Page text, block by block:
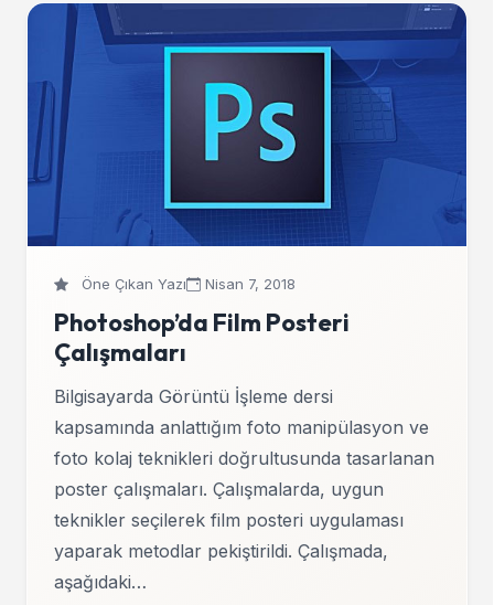
Öne Çıkan Yazı Nisan 7, 2018
Photoshop’da Film Posteri
Çalışmaları
Bilgisayarda Görüntü İşleme dersi
kapsamında anlattığım foto manipülasyon ve
foto kolaj teknikleri doğrultusunda tasarlanan
poster çalışmaları. Çalışmalarda, uygun
teknikler seçilerek film posteri uygulaması
yaparak metodlar pekiştirildi. Çalışmada,
aşağıdaki…